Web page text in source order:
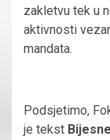
zakletvu tek u
aktivnosti
mandata.
Podsjetimo,
je tekst